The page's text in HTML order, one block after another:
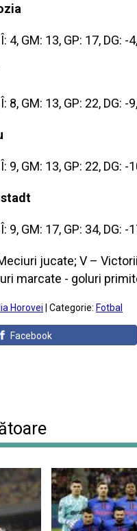
4, GM: 13, GP: 17, DG: -
8, GM: 13, GP: 22, DG:
9, GM: 13, GP: 22, DG:
9, GM: 17, GP: 34, DG:
jucate; V –
marcate - goluri
Horovei | Categorie: Fotbal
Facebook